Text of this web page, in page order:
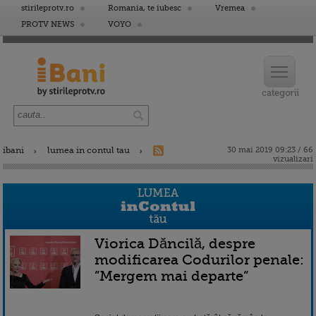
stirileprotv.ro Romania, te iubesc
Vremea
PROTV NEWS
VOYO
ibani lumea in contul tau
30 mai 2019 09:23 / 66
vizualizari
Viorica Dăncilă, despre
modificarea Codurilor penale:
”Mergem mai departe”